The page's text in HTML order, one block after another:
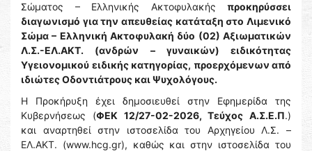
Σώματος – Ελληνικής Ακτοφυλακής προκηρύσσει
διαγωνισμό για την απευθείας κατάταξη στο Λιμενικό
Σώμα – Ελληνική Ακτοφυλακή δύο (02) Αξιωματικών
Λ.Σ.-ΕΛ.ΑΚΤ. (ανδρών – γυναικών) ειδικότητας
Υγειονομικού ειδικής κατηγορίας, προερχόμενων από
ιδιώτες Οδοντιάτρους και Ψυχολόγους.
Η Προκήρυξη έχει δημοσιευθεί στην Εφημερίδα της
Κυβερνήσεως (ΦΕΚ 12/27-02-2026, Τεύχος Α.Σ.Ε.Π.)
και αναρτηθεί στην ιστοσελίδα του Αρχηγείου Λ.Σ. –
ΕΛ.ΑΚΤ. (www.hcg.gr), καθώς και στην ιστοσελίδα του